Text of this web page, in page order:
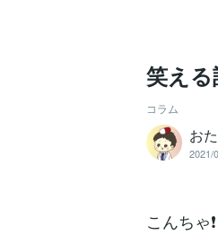
笑え
コラム
お
2021/
こんちゃ❗️